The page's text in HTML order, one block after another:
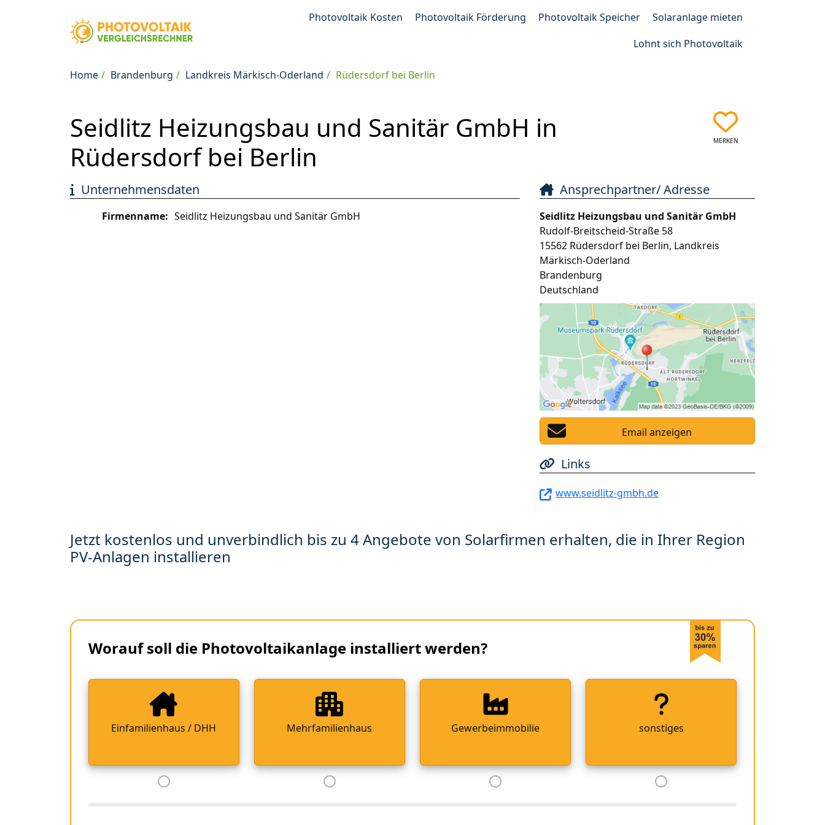
Photovoltaik Kosten Photovoltaik Förderung Photovoltaik Speicher
Solaranlage mieten
Lohnt sich Photovoltaik
Home Brandenburg Landkreis Märkisch-Oderland Rüdersdorf bei Berlin
Seidlitz Heizungsbau und Sanitär GmbH in
Rüdersdorf bei Berlin
MERKEN
Unternehmensdaten
Firmenname: Seidlitz Heizungsbau und Sanitär GmbH
Ansprechpartner/ Adresse
Seidlitz Heizungsbau und Sanitär GmbH
Rudolf-Breitscheid-Straße 58
15562 Rüdersdorf bei Berlin, Landkreis
Märkisch-Oderland
Brandenburg
Deutschland
Email anzeigen
Links
www.seidlitz-gmbh.de
Jetzt kostenlos und unverbindlich bis zu 4 Angebote von Solarfirmen erhalten, die in Ihrer Region
PV-Anlagen installieren
Worauf soll die Photovoltaikanlage installiert werden?
Einfamilienhaus / DHH Mehrfamilienhaus Gewerbeimmobilie sonstiges